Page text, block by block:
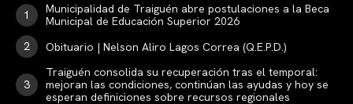
Municipalidad de Traiguén abre postulaciones a la Beca
Municipal de Educación Superior 2026
Obituario | Nelson Aliro Lagos Correa (Q.E.P.D.)
Traiguén consolida su recuperación tras el temporal:
mejoran las condiciones, continúan las ayudas y hoy se
esperan definiciones sobre recursos regionales